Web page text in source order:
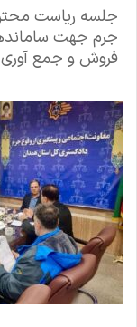
جلسه ریاست
جرم جهت
فروش و جمع آوری